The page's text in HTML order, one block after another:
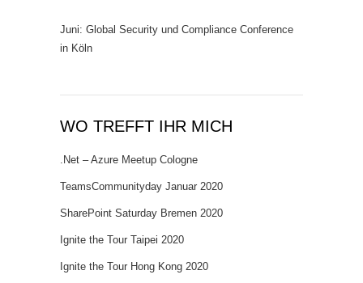
Juni: Global Security und Compliance Conference
in Köln
WO TREFFT IHR MICH
.Net – Azure Meetup Cologne
TeamsCommunityday Januar 2020
SharePoint Saturday Bremen 2020
Ignite the Tour Taipei 2020
Ignite the Tour Hong Kong 2020